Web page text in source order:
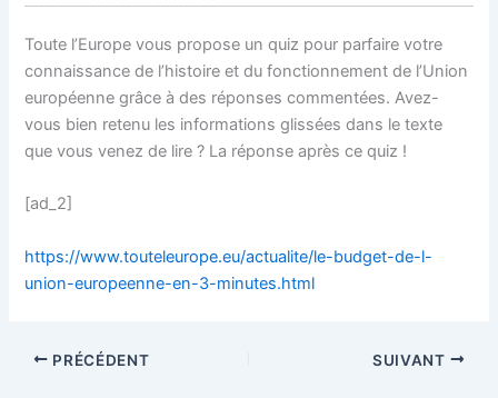
Toute l’Europe vous propose un quiz pour parfaire votre
connaissance de l’histoire et du fonctionnement de l’Union
européenne grâce à des réponses commentées. Avez-
vous bien retenu les informations glissées dans le texte
que vous venez de lire ? La réponse après ce quiz !
[ad_2]
https://www.touteleurope.eu/actualite/le-budget-de-l-
union-europeenne-en-3-minutes.html
PRÉCÉDENT SUIVANT